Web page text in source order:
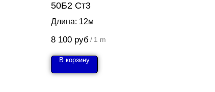
50Б2 Ст3
Длина: 12м
8 100 руб / 1 m
В корзину